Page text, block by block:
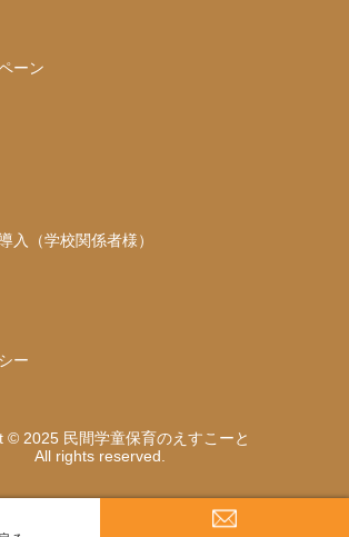
ーン
入（学校関係者様）
ー
© 2025 民間学童保育のえすこーと
All rights reserved.